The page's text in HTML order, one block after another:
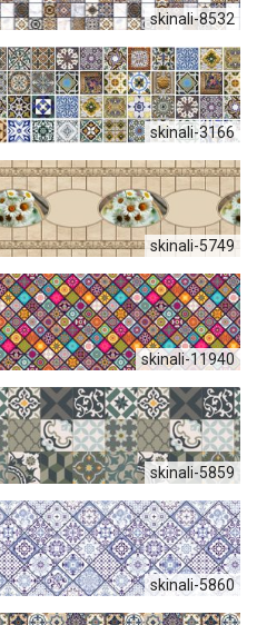
skinali-8532
skinali-3166
skinali-5749
skinali-11940
skinali-5859
skinali-5860